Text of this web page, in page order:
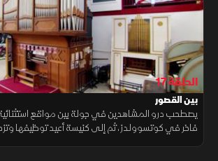
الحلقة 17
بين القصور
يصطحب درو المشاهدين في جولة بين مواقع
فاخر في كوتسوولدز، ثم إلى كنيسة أعيد توظيفها